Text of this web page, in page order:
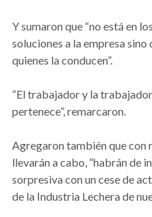
Y sumaron que “no está en
soluciones a la empresa
quienes la conducen”.
“El trabajador y la
pertenece”, remarcaron.
Agregaron también que con
llevarán a cabo, “habrán de
sorpresiva con un cese de
de la Industria Lechera de